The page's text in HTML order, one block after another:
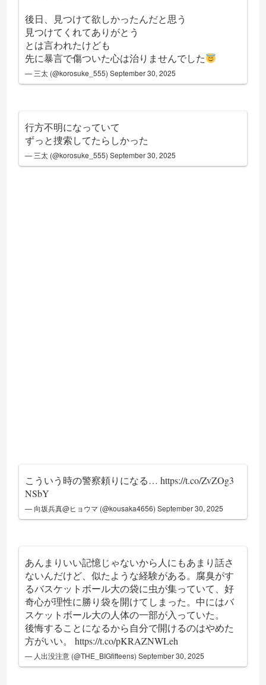
後日、見つけて欲しかったんだと思う
見つけてくれてありがとう
とは言われたけども
先に暴言で傷ついた心は治りませんでした
— 三太 (@korosuke_555)September 30, 2025
行方不明になっていて
ずっと捜索してたらしかった
— 三太 (@korosuke_555)September 30, 2025
こういう時の警察頼りになる…https://t.co/ZvZOg3
NSbY
— 向坂兵真@ヒョウマ (@kousaka4656)September 30, 2025
あんまりいい記憶じゃないから人にもあまり話さ
ないんだけど、似たような経験がある。腐臭がす
るバスケットボール大の袋に虫が集っていて、好
奇心が理性に勝り袋を開けてしまった。中にはバ
スケットボール大の人体の一部が入っていた。
後悔することになるから自分で開けるのはやめた
方がいい。https://t.co/pKRAZNWLeh
— 人出没注意 (@THE_BIGfifteens)September 30, 2025